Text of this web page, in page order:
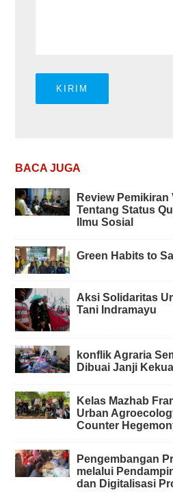
BACA JUGA
Review Pemikiran
Tentang Status
Ilmu Sosial
Green Habits to
Aksi Solidaritas
Tani Indramayu
konflik Agraria
Dibuai Janji
Kelas Mazhab
Urban
Counter
Pengembangan
melalui
dan Digitalisasi